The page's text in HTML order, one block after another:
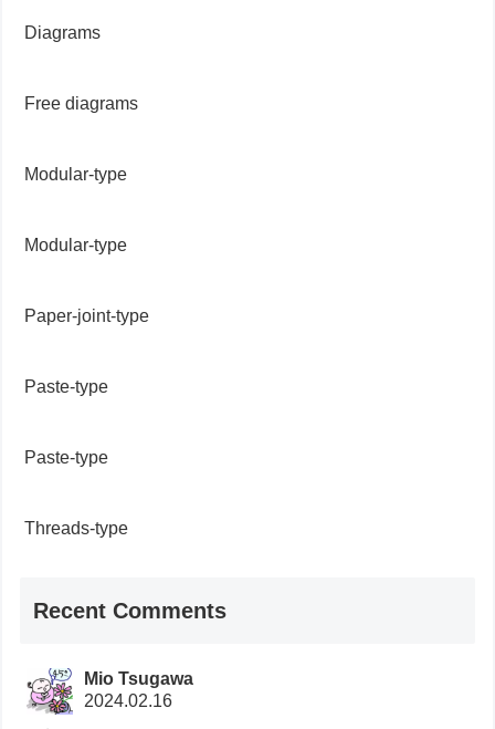
Diagrams
Free diagrams
Modular-type
Modular-type
Paper-joint-type
Paste-type
Paste-type
Threads-type
Recent Comments
Mio Tsugawa
2024.02.16